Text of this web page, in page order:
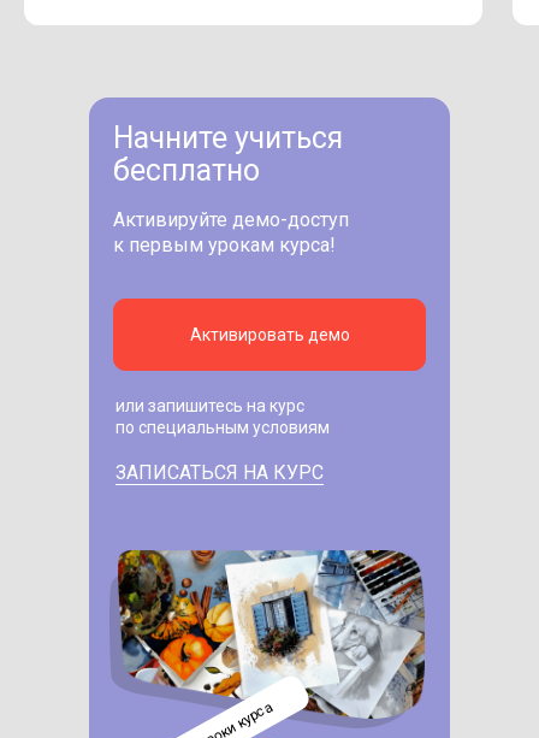
Начните учиться
бесплатно
или запишитесь на курс
по специальным условиям
Активировать демо
Активируйте демо-доступ
к первым урокам курса!
ЗАПИСАТЬСЯ НА КУРС